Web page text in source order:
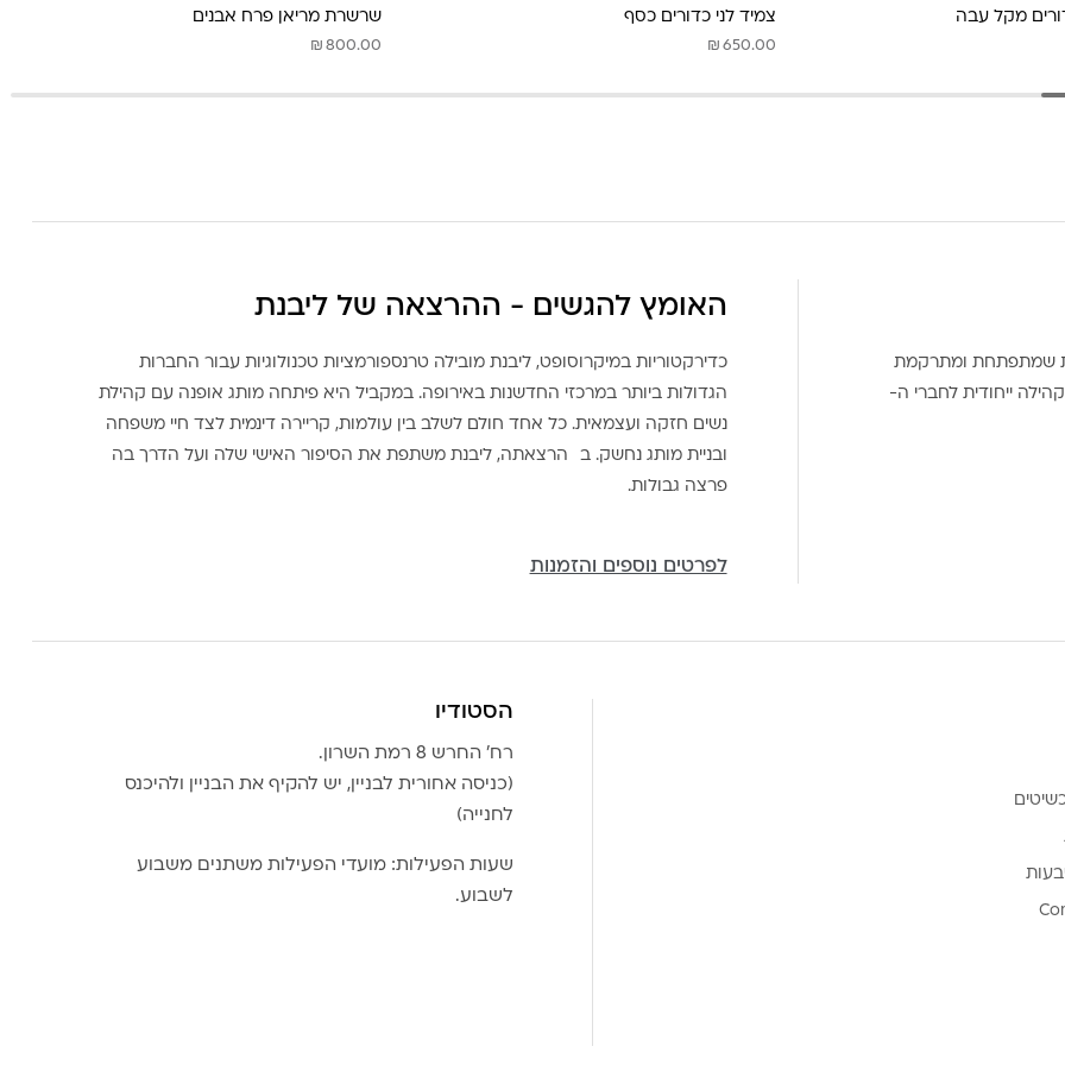
מקל עבה צמיד לני כדורים כסף
₪ 650.00
שרשרת מריאן פרח אבנים
₪ 800.00
שמתפתחת ומתרקמת
ייחודית לחברי ה-
האומץ להגשים - ההרצאה של ליבנת
כדירקטוריות במיקרוסופט, ליבנת מובילה טרנספורמציות טכנולוגיות עבור החברות
הגדולות ביותר במרכזי החדשנות באירופה. במקביל היא פיתחה מותג אופנה עם קהילת
נשים חזקה ועצמאית. כל אחד חולם לשלב בין עולמות, קריירה דינמית לצד חיי משפחה
ובניית מותג נחשק. ב הרצאתה, ליבנת משתפת את הסיפור האישי שלה ועל הדרך בה
פרצה גבולות.
לפרטים נוספים והזמנות
הסטודיו
רח׳ החרש 8 רמת השרון.
(כניסה אחורית לבניין, יש להקיף את הבניין ולהיכנס
לחנייה)
שעות הפעילות: מועדי הפעילות משתנים משבוע
לשבוע.